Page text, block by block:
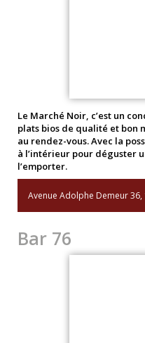
Le Marché Noir, c’est un
plats bios de qualité et bon
au rendez-vous. Avec la
à l’intérieur pour déguster
l’emporter.
Avenue Adolphe Demeur 36,
Bar 76